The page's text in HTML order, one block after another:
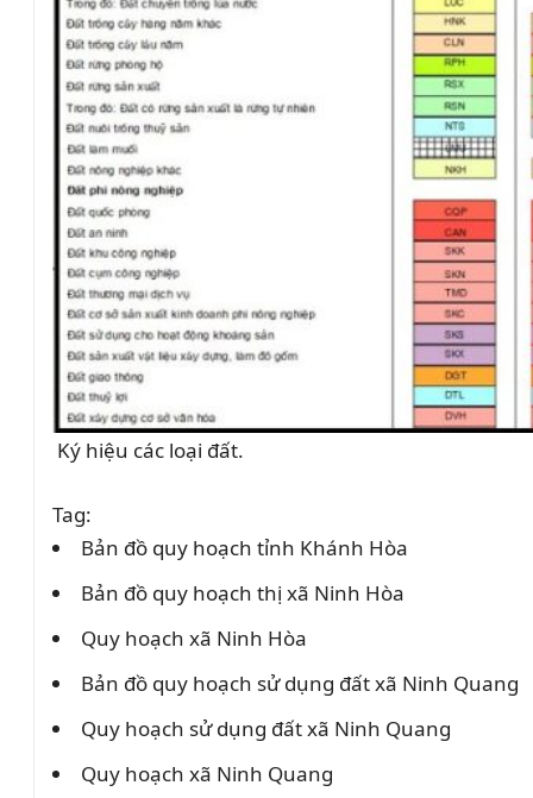
Ký hiệu các loại đất.
Tag:
Bản đồ quy hoạch tỉnh Khánh Hòa
Bản đồ quy hoạch thị xã Ninh Hòa
Quy hoạch xã Ninh Hòa
Bản đồ quy hoạch sử dụng đất xã Ninh Quang
Quy hoạch sử dụng đất xã Ninh Quang
Quy hoạch xã Ninh Quang